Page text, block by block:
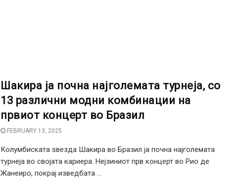
Шакира ја почна најголемата турнеја, со
13 различни модни комбинации на
првиот концерт во Бразил
FEBRUARY 13, 2025
Колумбиската ѕвезда Шакира во Бразил ја почна најголемата
турнеја во својата кариера. Нејзиниот прв концерт во Рио де
Жанеиро, покрај изведбата ...